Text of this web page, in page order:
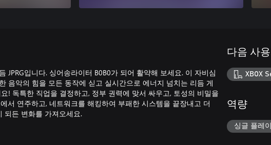
JPRG입니다. 싱어송라이터 B0B0가 되어 활약해 보세요. 이 자비심
음악의 힘을 모든 동작에 싣고 실시간으로 에너지 넘치는 리듬 게
! 독특한 직업을 결정하고, 정부 권력에 맞서 싸우고, 토성의 비밀을
서 연주하고, 네트워크를 해킹하여 부패한 시스템을 끝장내고 더
되든 변화를 가져오세요.
다음 사
XBOX
역량
싱글 플레